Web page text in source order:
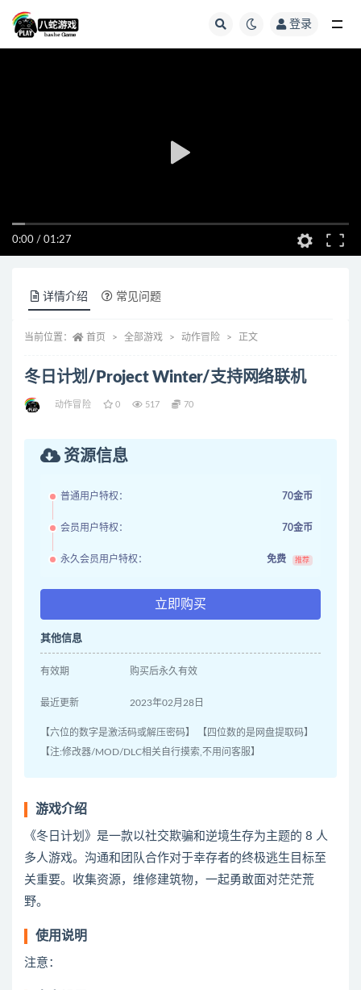
登录
0:00 / 01:27
详情介绍 常见问题
当前位置： 首页 全部游戏 动作冒险 正文
冬日计划/Project Winter/支持网络联机
动作冒险 0 517 70
资源信息
普通用户特权： 70金币
会员用户特权： 70金币
永久会员用户特权： 免费 推荐
立即购买
其他信息
有效期 购买后永久有效
最近更新 2023年02月28日
【六位的数字是激活码或解压密码】 【四位数的是网盘提取码】
【注:修改器/MOD/DLC相关自行摸索,不用问客服】
游戏介绍
《冬日计划》是一款以社交欺骗和逆境生存为主题的 8 人
多人游戏。沟通和团队合作对于幸存者的终极逃生目标至
关重要。收集资源，维修建筑物，一起勇敢面对茫茫荒
野。
使用说明
注意：